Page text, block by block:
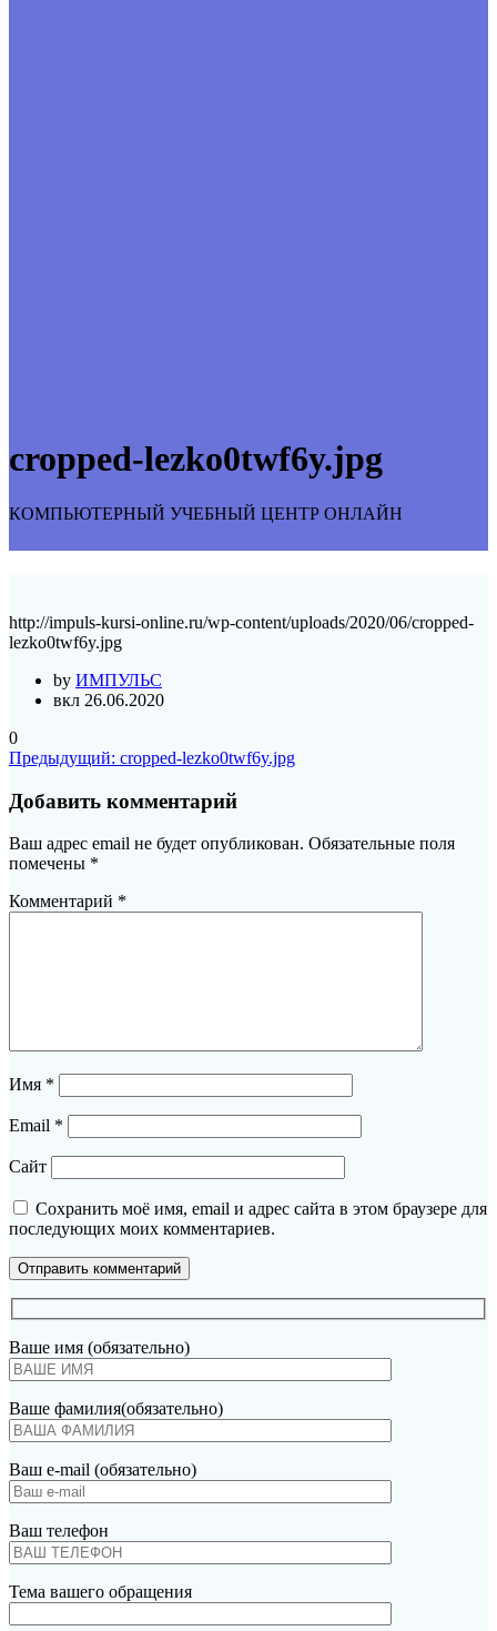
cropped-lezko0twf6y.jpg
КОМПЬЮТЕРНЫЙ УЧЕБНЫЙ ЦЕНТР ОНЛАЙН
http://impuls-kursi-online.ru/wp-content/uploads/2020/06/cropped-
lezko0twf6y.jpg
by ИМПУЛЬС
вкл 26.06.2020
0
Навигация
по
записям
Предыдущий: Предыдущая
cropped-lezko0twf6y.jpg
Добавить комментарий
Ваш адрес email не будет опубликован. Обязательные поля
помечены *
Комментарий *
Имя *
Email *
Сайт
Сохранить моё имя, email и адрес сайта в этом браузере для
последующих моих комментариев.
Ваше имя (обязательно)
Ваше фамилия(обязательно)
Ваш e-mail (обязательно)
Ваш телефон
Тема вашего обращения